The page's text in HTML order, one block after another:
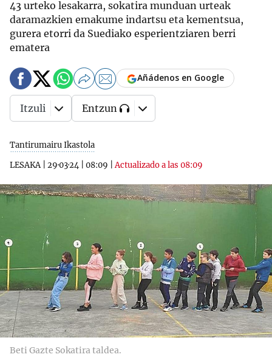
43 urteko lesakarra, sokatira munduan urteak
daramazkien emakume indartsu eta kementsua,
gurera etorri da Suediako esperientziaren berri
ematera
Tantirumairu Ikastola
LESAKA| 29·03·24 08:09 |Actualizado a las 08:09
Añádenos en Google
Itzuli Entzun
Beti Gazte Sokatira taldea.